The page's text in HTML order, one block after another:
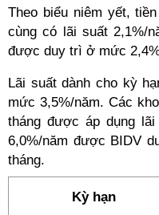
Theo biểu niêm yết,
cùng có lãi suất 2,1%/
được duy trì ở mức
Lãi suất dành cho kỳ
mức 3,5%/năm. Các
tháng được áp dụng
6,0%/năm được BIDV
tháng.
Kỳ hạn